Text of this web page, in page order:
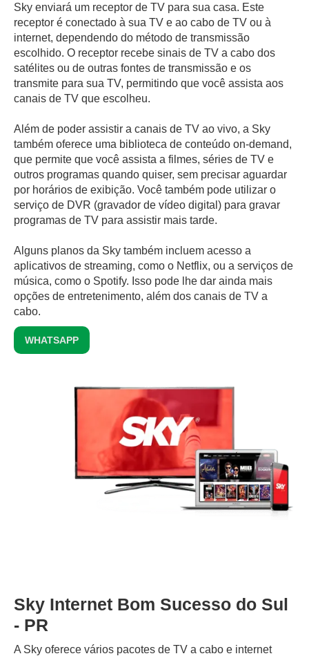
Sky enviará um receptor de TV para sua casa. Este
receptor é conectado à sua TV e ao cabo de TV ou à
internet, dependendo do método de transmissão
escolhido. O receptor recebe sinais de TV a cabo dos
satélites ou de outras fontes de transmissão e os
transmite para sua TV, permitindo que você assista aos
canais de TV que escolheu.
Além de poder assistir a canais de TV ao vivo, a Sky
também oferece uma biblioteca de conteúdo on-demand,
que permite que você assista a filmes, séries de TV e
outros programas quando quiser, sem precisar aguardar
por horários de exibição. Você também pode utilizar o
serviço de DVR (gravador de vídeo digital) para gravar
programas de TV para assistir mais tarde.
Alguns planos da Sky também incluem acesso a
aplicativos de streaming, como o Netflix, ou a serviços de
música, como o Spotify. Isso pode lhe dar ainda mais
opções de entretenimento, além dos canais de TV a
cabo.
WHATSAPP
Sky Internet Bom Sucesso do Sul
- PR
A Sky oferece vários pacotes de TV a cabo e internet